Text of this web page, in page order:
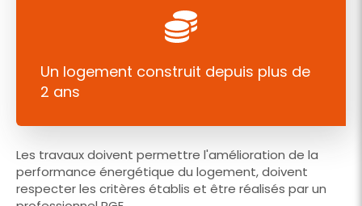
Un logement construit depuis plus de
2 ans
Les travaux doivent permettre l'amélioration de la
performance énergétique du logement, doivent
respecter les critères établis et être réalisés par un